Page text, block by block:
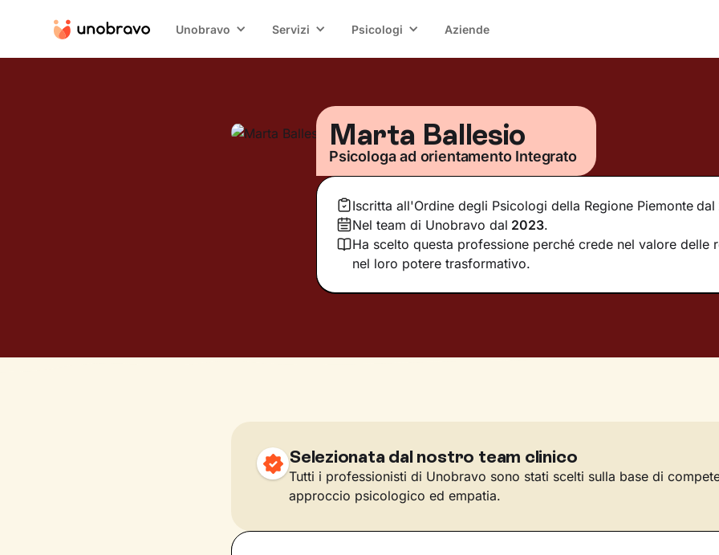
Unobravo Servizi Psicologi Aziende
Marta Ballesio
Psicologa ad orientamento Integrato
Iscritta all'Ordine degli Psicologi della Regione Piemonte dal
Nel team di Unobravo dal 2023.
Ha scelto questa professione perché crede nel valore delle
nel loro potere trasformativo.
Selezionata dal nostro team clinico
Tutti i professionisti di Unobravo sono stati scelti sulla base di
approccio psicologico ed empatia.